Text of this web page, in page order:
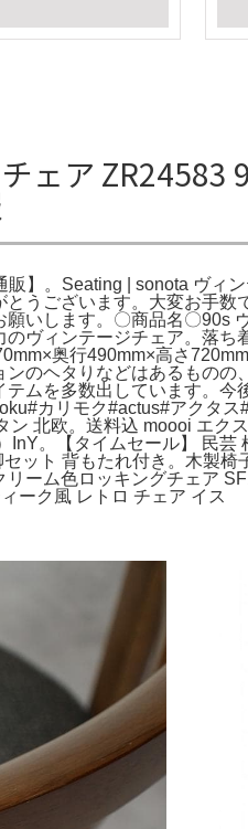
ェア
】。Seating | sonota ヴ
うございます。大変お手
いします。〇商品名〇
ヴィンテージチェア。落
奥行490mm×高さ
のヘタりなどはあるもの
ムを多数出しています。
カリモク#actus#アクタ
ン 北欧。送料込 moooi エ
。【タイムセール】 民
ト 背もたれ付き。木製椅
ーム色ロッキングチェア
ーク風 レトロ チェア イス